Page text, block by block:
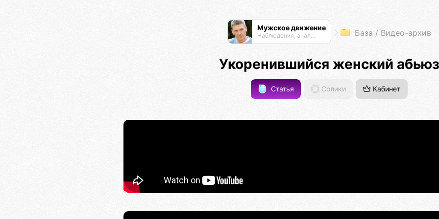
Мужское движение
Наблюдения, анализ, обсуждения База / Видео-архив
Укоренившийся женский абьюз
Статья Солики Кабинет